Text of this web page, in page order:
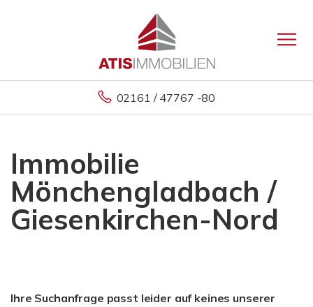
02161 / 47767 -80
Immobilie
Mönchengladbach /
Giesenkirchen-Nord
Ihre Suchanfrage passt leider auf keines unserer